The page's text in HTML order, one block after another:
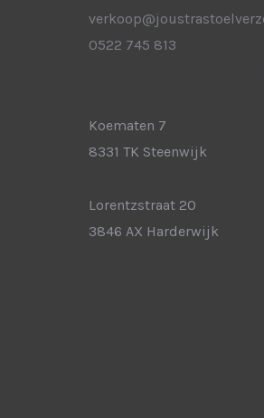
0522 745 813
Koematen 7
8331 TK Steenwijk
Lorentzstraat 20
3846 AX Harderwijk